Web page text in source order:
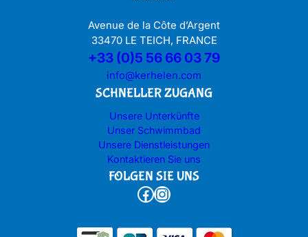
Avenue de la Côte d’Argent
33470 LE TEICH, FRANCE
+33 (0)5 56 66 03 79
info@kerhelen.com
SCHNELLER ZUGANG
Unsere Unterkünfte
Unser Schwimmbad
Unsere Dienstleistungen
Kontaktieren Sie uns
FOLGEN SIE UNS
Facebook Instagram